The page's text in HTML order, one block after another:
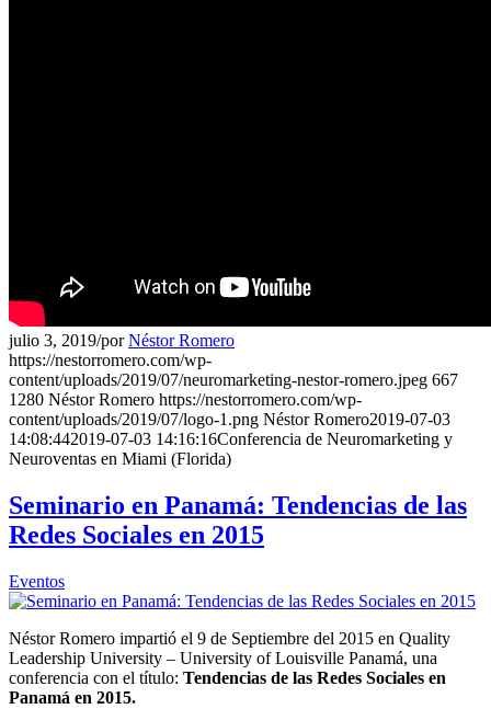
julio 3, 2019/porNéstor Romero
https://nestorromero.com/wp-
content/uploads/2019/07/neuromarketing-nestor-romero.jpeg 667
1280 Néstor Romero https://nestorromero.com/wp-
content/uploads/2019/07/logo-1.png Néstor Romero2019-07-03
14:08:442019-07-03 14:16:16Conferencia de Neuromarketing y
Neuroventas en Miami (Florida)
Seminario en Panamá: Tendencias de las
Redes Sociales en 2015
Eventos
Néstor Romero impartió el 9 de Septiembre del 2015 en Quality
Leadership University – University of Louisville Panamá, una
conferencia con el título: Tendencias de las Redes Sociales en
Panamá en 2015.